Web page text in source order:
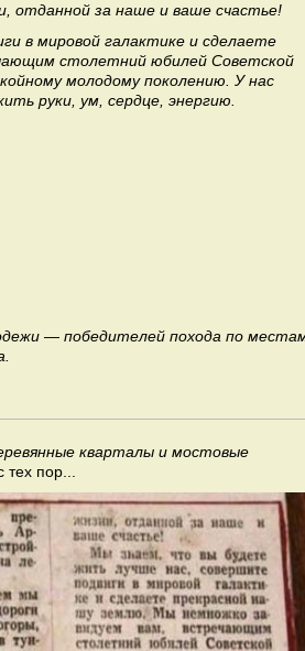
отданной за наше и ваше счастье!
в мировой галактике и сделаете
столетний юбилей Советской
молодому поколению. У нас
руки, ум, сердце, энергию.
— победителей похода по
кварталы и мостовые
пор...